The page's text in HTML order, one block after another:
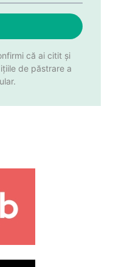
că ai citit și
de păstrare a